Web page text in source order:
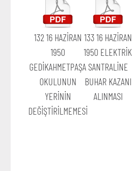
132 16 HAZİRAN
1950
GEDİKAHMETPAŞA
OKULUNUN
YERİNİN
DEĞİŞTİRİLMEMESİ
133 16 HAZİRAN
1950 ELEKTRİK
SANTRALİNE
BUHAR KAZANI
ALINMASI